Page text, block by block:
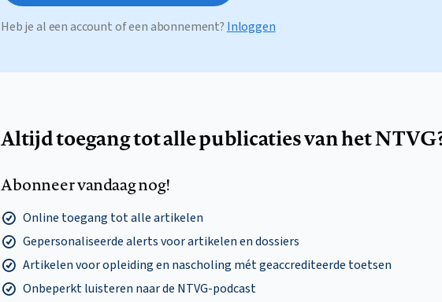
Heb je al een account of een abonnement? Inloggen
Altijd toegang tot alle publicaties van het
Abonneer vandaag nog!
Online toegang tot alle artikelen
Gepersonaliseerde alerts voor artikelen en dossiers
Artikelen voor opleiding en nascholing mét geaccrediteerde toetsen
Onbeperkt luisteren naar de NTVG-podcast